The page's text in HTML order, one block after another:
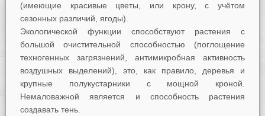
(имеющие красивые цветы, или крону, с учётом
сезонных различий, ягоды).
Экологической функции способствуют растения с
большой очистительной способностью (поглощение
техногенных загрязнений, антимикробная активность
воздушных выделений), это, как правило, деревья и
крупные полукустарники с мощной кроной.
Немаловажной является и способность растения
создавать тень.